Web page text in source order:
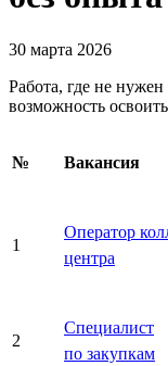
30 марта 2026
Работа, где не
возможность
№ Вакансия
1
Оператор
центра
2
Специалист
по закупкам